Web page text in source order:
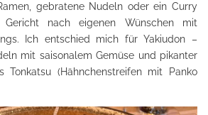
gebratene Nudeln oder ein Curry
nach eigenen Wünschen mit
Ich entschied mich für Yakiudon –
mit saisonalem Gemüse und pikanter
Tonkatsu (Hähnchenstreifen mit Panko